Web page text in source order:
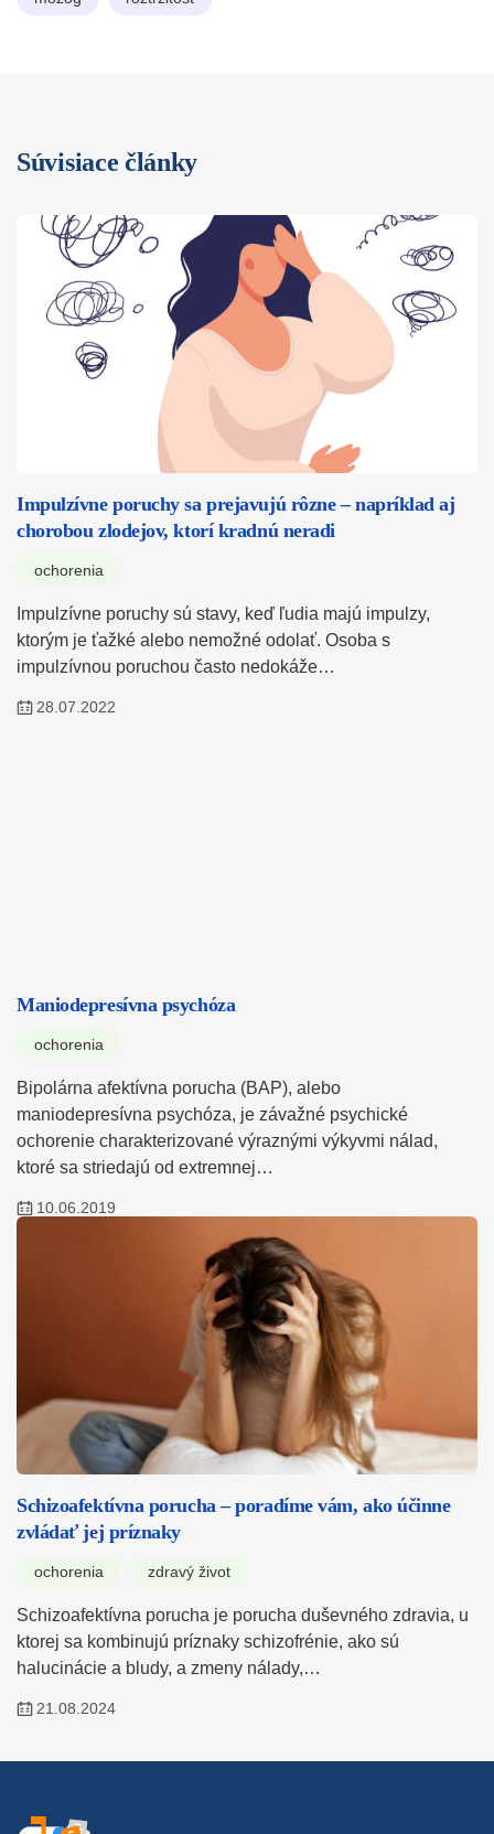
Súvisiace články
Impulzívne poruchy sa prejavujú rôzne – napríklad aj
chorobou zlodejov, ktorí kradnú neradi
ochorenia
Impulzívne poruchy sú stavy, keď ľudia majú impulzy,
ktorým je ťažké alebo nemožné odolať. Osoba s
impulzívnou poruchou často nedokáže…
28.07.2022
Maniodepresívna psychóza
ochorenia
Bipolárna afektívna porucha (BAP), alebo
maniodepresívna psychóza, je závažné psychické
ochorenie charakterizované výraznými výkyvmi nálad,
ktoré sa striedajú od extremnej…
10.06.2019
Schizoafektívna porucha – poradíme vám, ako účinne
zvládať jej príznaky
ochorenia zdravý život
Schizoafektívna porucha je porucha duševného zdravia, u
ktorej sa kombinujú príznaky schizofrénie, ako sú
halucinácie a bludy, a zmeny nálady,…
21.08.2024